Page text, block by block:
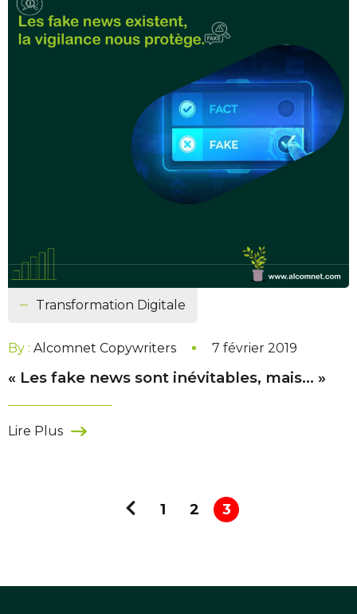
Transformation Digitale
By : Alcomnet Copywriters 7 février 2019
« Les fake news sont inévitables, mais… »
Lire Plus
1 2 3